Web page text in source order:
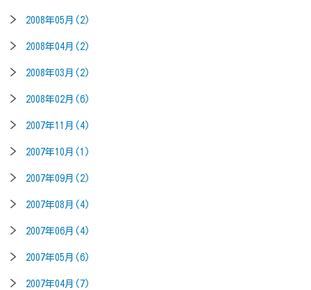
2008年05月(2)
2008年04月(2)
2008年03月(2)
2008年02月(6)
2007年11月(4)
2007年10月(1)
2007年09月(2)
2007年08月(4)
2007年06月(4)
2007年05月(6)
2007年04月(7)